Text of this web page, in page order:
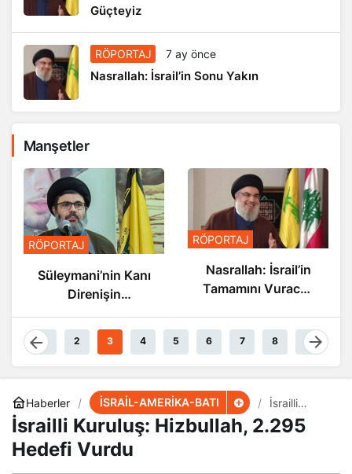
Güçteyiz
RÖPORTAJ 7 ay önce
Nasrallah: İsrail’in Sonu Yakın
Manşetler
RÖPORTAJ
Süleymani’nin Kanı
Direnişin
Damarlarında
Akıyor
RÖPORTAJ
Nasrallah: İsrail’in
Tamamını Vuracak
1 2 3 4 5 6 7 8 9
Haberler İSRAİL-AMERİKA-BATI
İsrailli
Kuruluş:
Hizbullah,
2.295
İsrailli Kuruluş: Hizbullah, 2.295
Hedefi Vurdu